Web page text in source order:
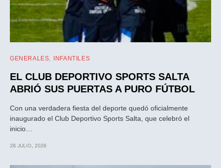
GENERALES INFANTILES
EL CLUB DEPORTIVO SPORTS SALTA
ABRIÓ SUS PUERTAS A PURO FÚTBOL
Con una verdadera fiesta del deporte quedó oficialmente
inaugurado el Club Deportivo Sports Salta, que celebró el
inicio…
26 JULIO, 2026